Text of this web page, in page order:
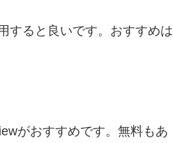
すると良いです。おすすめは
がおすすめです。無料もあ